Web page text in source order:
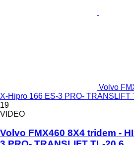
Volvo
X-Hipro 166 ES-3 PRO- TRANSLIFT
19
VIDEO
Volvo FMX460 8X4 tridem -